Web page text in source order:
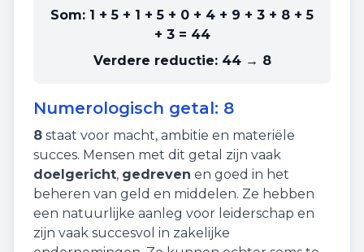
Som: 1 + 5 + 1 + 5 + 0 + 4 + 9 + 3 + 8 + 5
+ 3= 44
Verdere reductie: 44 → 8
Numerologisch getal: 8
8 staat voor macht, ambitie en materiële
succes. Mensen met dit getal zijn vaak
doelgericht, gedreven en goed in het
beheren van geld en middelen. Ze hebben
een natuurlijke aanleg voor leiderschap en
zijn vaak succesvol in zakelijke